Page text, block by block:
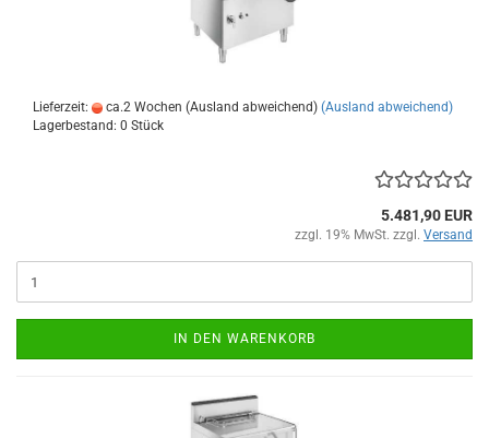
Lieferzeit: ca.2 Wochen (Ausland abweichend) (Ausland abweichend)
Lagerbestand: 0 Stück
5.481,90 EUR
zzgl. 19% MwSt. zzgl. Versand
IN DEN WARENKORB